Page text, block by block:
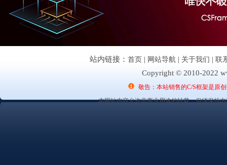
站内链接： 首页 | 网站导航 | 关于我们 | 联
Copyright © 2010-2022
敬告：本站销售的C/S框架是原
本网站内容允许非商业用途的转载，但须保持